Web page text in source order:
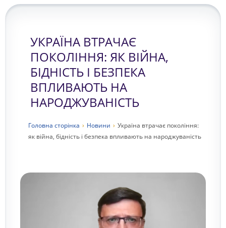
УКРАЇНА ВТРАЧАЄ
ПОКОЛІННЯ: ЯК ВІЙНА,
БІДНІСТЬ І БЕЗПЕКА
ВПЛИВАЮТЬ НА
НАРОДЖУВАНІСТЬ
Головна сторiнка › Новини › Україна втрачає покоління:
як війна, бідність і безпека впливають на народжуваність